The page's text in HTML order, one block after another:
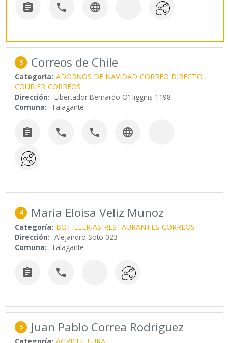
  
3 Correos de Chile
Categoría: ADORNOS DE NAVIDAD CORREO DIRECTO
COURIER CORREOS
Dirección: Libertador Bernardo O'Higgins 1198
Comuna: Talagante
   
4 Maria Eloisa Veliz Munoz
Categoría: BOTILLERIAS RESTAURANTES CORREOS
Dirección: Alejandro Soto 023
Comuna: Talagante
 
5 Juan Pablo Correa Rodriguez